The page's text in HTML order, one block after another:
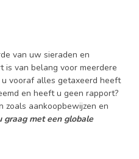
van uw sieraden en
is van belang voor meerdere
vooraf alles getaxeerd heeft
en heeft u geen rapport?
zoals aankoopbewijzen en
met een globale